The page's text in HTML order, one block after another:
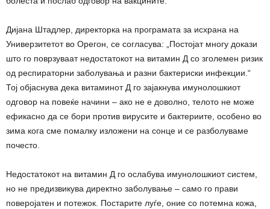
Дијана Штадлер, директорка на програмата за исхрана на
Универзитетот во Орегон, се согласува: „Постојат многу докази
што го поврзуваат недостатокот на витамин Д со зголемен ризик
од респираторни заболувања и разни бактериски инфекции.“
Тој објаснува дека витаминот Д го зајакнува имунолошкиот
одговор на повеќе начини – ако не е доволно, телото не може
ефикасно да се бори против вирусите и бактериите, особено во
зима кога сме помалку изложени на сонце и се разболуваме
почесто.
Недостатокот на витамин Д го ослабува имунолошкиот систем,
но не предизвикува директно заболување – само го прави
поверојатен и потежок. Постарите луѓе, оние со потемна кожа,